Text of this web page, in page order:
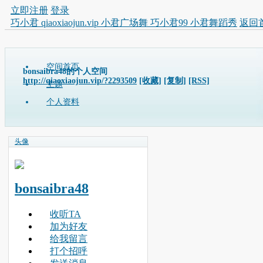
立即注册 登录
巧小君 qiaoxiaojun.vip 小君广场舞 巧小君99 小君舞蹈秀 返回
bonsaibra48的个人空间
http://qiaoxiaojun.vip/?2293509 [收藏] [复制] [RSS]
空间首页
主题
个人资料
头像
bonsaibra48
收听TA
加为好友
给我留言
打个招呼